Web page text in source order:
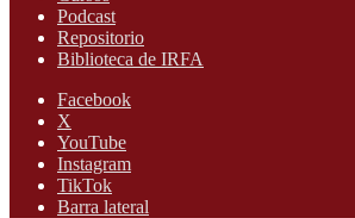
Podcast
Repositorio
Biblioteca de IRFA
Facebook
X
YouTube
Instagram
TikTok
Barra lateral